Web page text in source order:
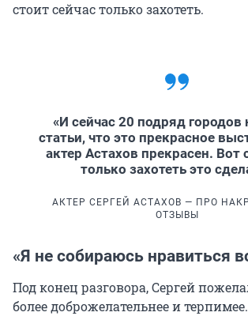
стоит сейчас только захотеть.
«И сейчас 20 подряд городов
статьи, что это прекрасное
актер Астахов прекрасен. Вот
только захотеть это
АКТЕР СЕРГЕЙ АСТАХОВ — ПРО
ОТЗЫВЫ
«Я не собираюсь нравиться
Под конец разговора, Сергей
более доброжелательнее и